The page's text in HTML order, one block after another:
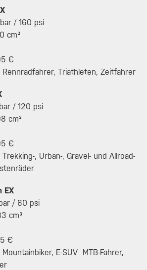
bar / 160 psi
cm³
€
Rennradfahrer, Triathleten, Zeitfahrer
/ 120 psi
cm³
€
, Urban-, Gravel- und Allroad-
EX
/ 60 psi
cm³
€
E-SUV MTB-Fahrer,